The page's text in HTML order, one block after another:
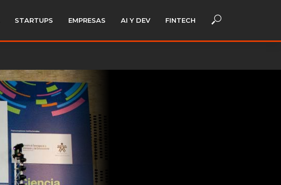
STARTUPS EMPRESAS AI Y DEV FINTECH